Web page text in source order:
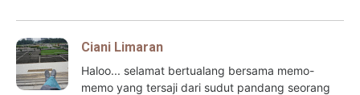
Ciani Limaran
Haloo... selamat bertualang bersama memo-
memo yang tersaji dari sudut pandang seorang